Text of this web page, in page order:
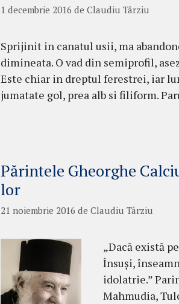
1 decembrie 2016 de Claudiu Târziu
Sprijinit in canatul usii, ma
dimineata. O vad din semiprofil,
Este chiar in dreptul ferestrei, iar
jumatate gol, prea alb si filiform.
Părintele Gheorghe
lor
21 noiembrie 2016 de Claudiu Târziu
„Dacă există
Însuși,
idolatrie.”
Mahmudia,